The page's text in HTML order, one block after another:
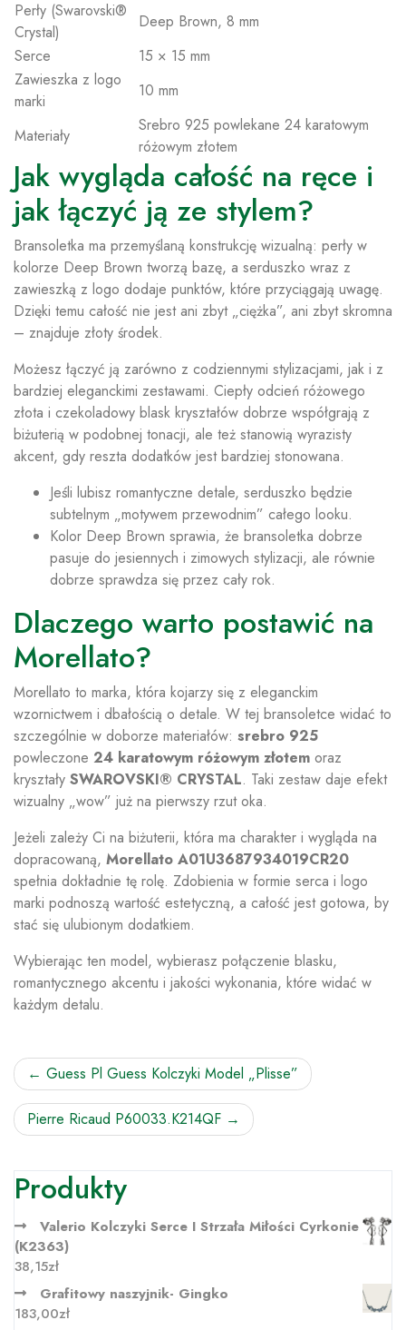
Perły (Swarovski®
Crystal)
Deep Brown, 8 mm
Serce
15 × 15 mm
Zawieszka z logo
marki
10 mm
Materiały
Srebro 925 powlekane 24 karatowym
różowym złotem
Jak wygląda całość na ręce i
jak łączyć ją ze stylem?
Bransoletka ma przemyślaną konstrukcję wizualną: perły w
kolorze Deep Brown tworzą bazę, a serduszko wraz z
zawieszką z logo dodaje punktów, które przyciągają uwagę.
Dzięki temu całość nie jest ani zbyt „ciężka”, ani zbyt skromna
– znajduje złoty środek.
Możesz łączyć ją zarówno z codziennymi stylizacjami, jak i z
bardziej eleganckimi zestawami. Ciepły odcień różowego
złota i czekoladowy blask kryształów dobrze współgrają z
biżuterią w podobnej tonacji, ale też stanowią wyrazisty
akcent, gdy reszta dodatków jest bardziej stonowana.
Jeśli lubisz romantyczne detale, serduszko będzie
subtelnym „motywem przewodnim” całego looku.
Kolor Deep Brown sprawia, że bransoletka dobrze
pasuje do jesiennych i zimowych stylizacji, ale równie
dobrze sprawdza się przez cały rok.
Dlaczego warto postawić na
Morellato?
Morellato to marka, która kojarzy się z eleganckim
wzornictwem i dbałością o detale. W tej bransoletce widać to
szczególnie w doborze materiałów: srebro 925
powleczone 24 karatowym różowym złotem oraz
kryształy SWAROVSKI® CRYSTAL. Taki zestaw daje efekt
wizualny „wow” już na pierwszy rzut oka.
Jeżeli zależy Ci na biżuterii, która ma charakter i wygląda na
dopracowaną, Morellato A01U3687934019CR20
spełnia dokładnie tę rolę. Zdobienia w formie serca i logo
marki podnoszą wartość estetyczną, a całość jest gotowa, by
stać się ulubionym dodatkiem.
Wybierając ten model, wybierasz połączenie blasku,
romantycznego akcentu i jakości wykonania, które widać w
każdym detalu.
Nawigacja
wpisu
Guess Pl Guess Kolczyki Model „Plisse”
Pierre Ricaud P60033.K214QF
Produkty
Valerio Kolczyki Serce I Strzała Miłości Cyrkonie
(K2363)
38,15zł
Grafitowy naszyjnik- Gingko
183,00zł